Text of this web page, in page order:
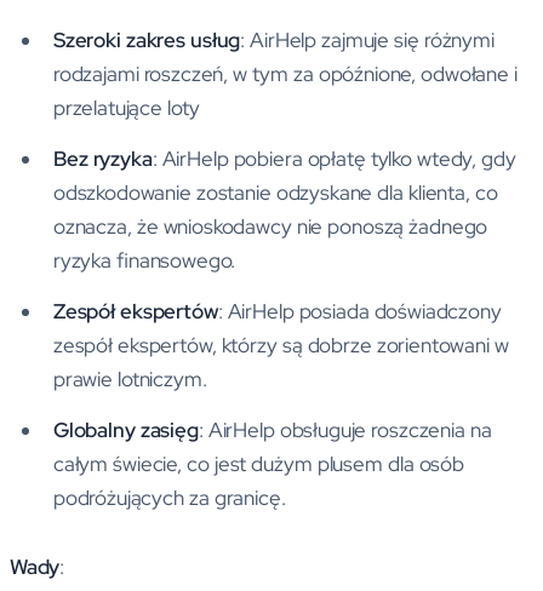
Szeroki zakres usług: AirHelp zajmuje się różnymi
rodzajami roszczeń, w tym za opóźnione, odwołane i
przelatujące loty
Bez ryzyka: AirHelp pobiera opłatę tylko wtedy, gdy
odszkodowanie zostanie odzyskane dla klienta, co
oznacza, że wnioskodawcy nie ponoszą żadnego
ryzyka finansowego.
Zespół ekspertów: AirHelp posiada doświadczony
zespół ekspertów, którzy są dobrze zorientowani w
prawie lotniczym.
Globalny zasięg: AirHelp obsługuje roszczenia na
całym świecie, co jest dużym plusem dla osób
podróżujących za granicę.
Wady: